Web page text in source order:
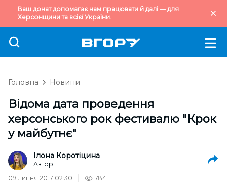
Ваш донат допомагає нам працювати й далі — для
Херсонщини та всієї України.
Головна Новини
Відома дата проведення
херсонського рок фестивалю "Крок
у майбутнє"
Ілона Коротіцина
Автор
09 липня 2017 02:30
784